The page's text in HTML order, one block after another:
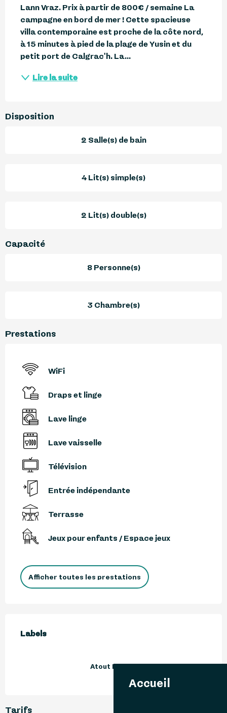
Accueil
Lann Vraz. Prix à partir de 800€ / semaine La
campagne en bord de mer ! Cette spacieuse
villa contemporaine est proche de la côte nord,
à 15 minutes à pied de la plage de Yusin et du
petit port de Calgrac'h. La...
Lire la suite
Disposition
2 Salle(s) de bain
4 Lit(s) simple(s)
2 Lit(s) double(s)
Capacité
8 Personne(s)
3 Chambre(s)
Prestations
WiFi
Draps et linge
Lave linge
Lave vaisselle
Télévision
Entrée indépendante
Terrasse
Jeux pour enfants / Espace jeux
Afficher toutes les prestations
Labels
Labels
Atout France
Tarifs